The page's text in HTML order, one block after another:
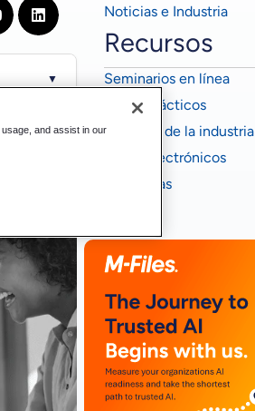
▼
Noticias e Industria
Recursos
Seminarios en línea
Casos prácticos
Informes de la industria
Libros electrónicos
Infografias
and assist in our